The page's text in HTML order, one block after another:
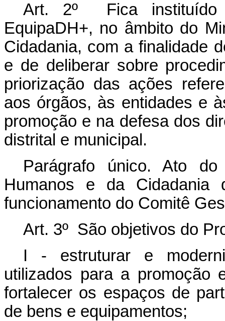
Art. 2º Fica instituído
EquipaDH+, no âmbito do
Cidadania, com a finalidade
e de deliberar sobre
priorização das ações
aos órgãos, às entidades e
promoção e na defesa dos
distrital e municipal.
Parágrafo único. Ato
Humanos e da
funcionamento do Comitê
Art. 3º São objetivos do
I - estruturar e
utilizados para a promoção
fortalecer os espaços de
de bens e equipamentos;